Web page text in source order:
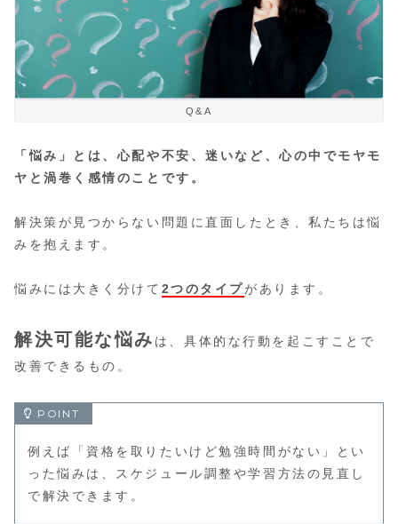
Q&A
「悩み」とは、心配や不安、迷いなど、心の中でモヤモ
ヤと渦巻く感情のことです。
解決策が見つからない問題に直面したとき、私たちは悩
みを抱えます。
悩みには大きく分けて 2つのタイプがあります。
解決可能な悩み は、具体的な行動を起こすことで
改善できるもの。
例えば「資格を取りたいけど勉強時間がない」とい
った悩みは、スケジュール調整や学習方法の見直し
で解決できます。